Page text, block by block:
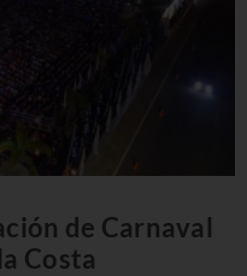
de Carnaval
Costa